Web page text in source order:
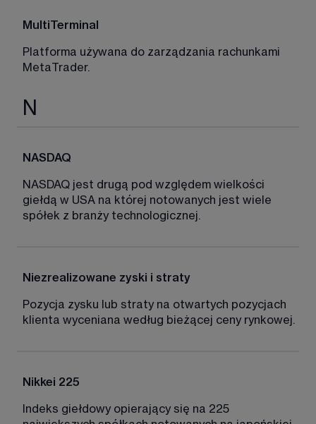
MultiTerminal
Platforma używana do zarządzania rachunkami
MetaTrader.
N
NASDAQ
NASDAQ jest drugą pod względem wielkości
giełdą w USA na której notowanych jest wiele
spółek z branży technologicznej.
Niezrealizowane zyski i straty
Pozycja zysku lub straty na otwartych pozycjach
klienta wyceniana według bieżącej ceny rynkowej.
Nikkei 225
Indeks giełdowy opierający się na 225